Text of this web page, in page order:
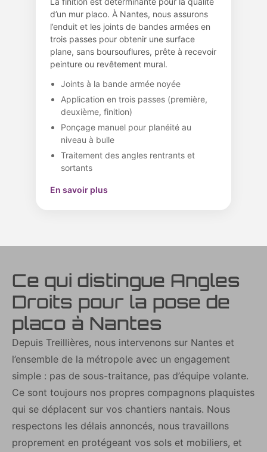
d’un mur placo. À Nantes, nous assurons
l’enduit et les joints de bandes armées en
trois passes pour obtenir une surface
plane, sans boursouflures, prête à recevoir
peinture ou revêtement mural.
Joints à la bande armée noyée
Application en trois passes (première,
deuxième, finition)
Ponçage manuel pour planéité au
niveau à bulle
Traitement des angles rentrants et
sortants
En savoir plus
Ce qui distingue Angles
Droits pour la pose de
placo à Nantes
Depuis Treillières, nous intervenons sur Nantes et
l’ensemble de la métropole avec un engagement
simple : pas de sous-traitance, pas d’équipe volante.
Ce sont toujours nos propres compagnons plaquistes
qui se déplacent sur vos chantiers nantais. Nous
respectons les délais annoncés, nous travaillons
proprement en protégeant vos sols et mobiliers, et